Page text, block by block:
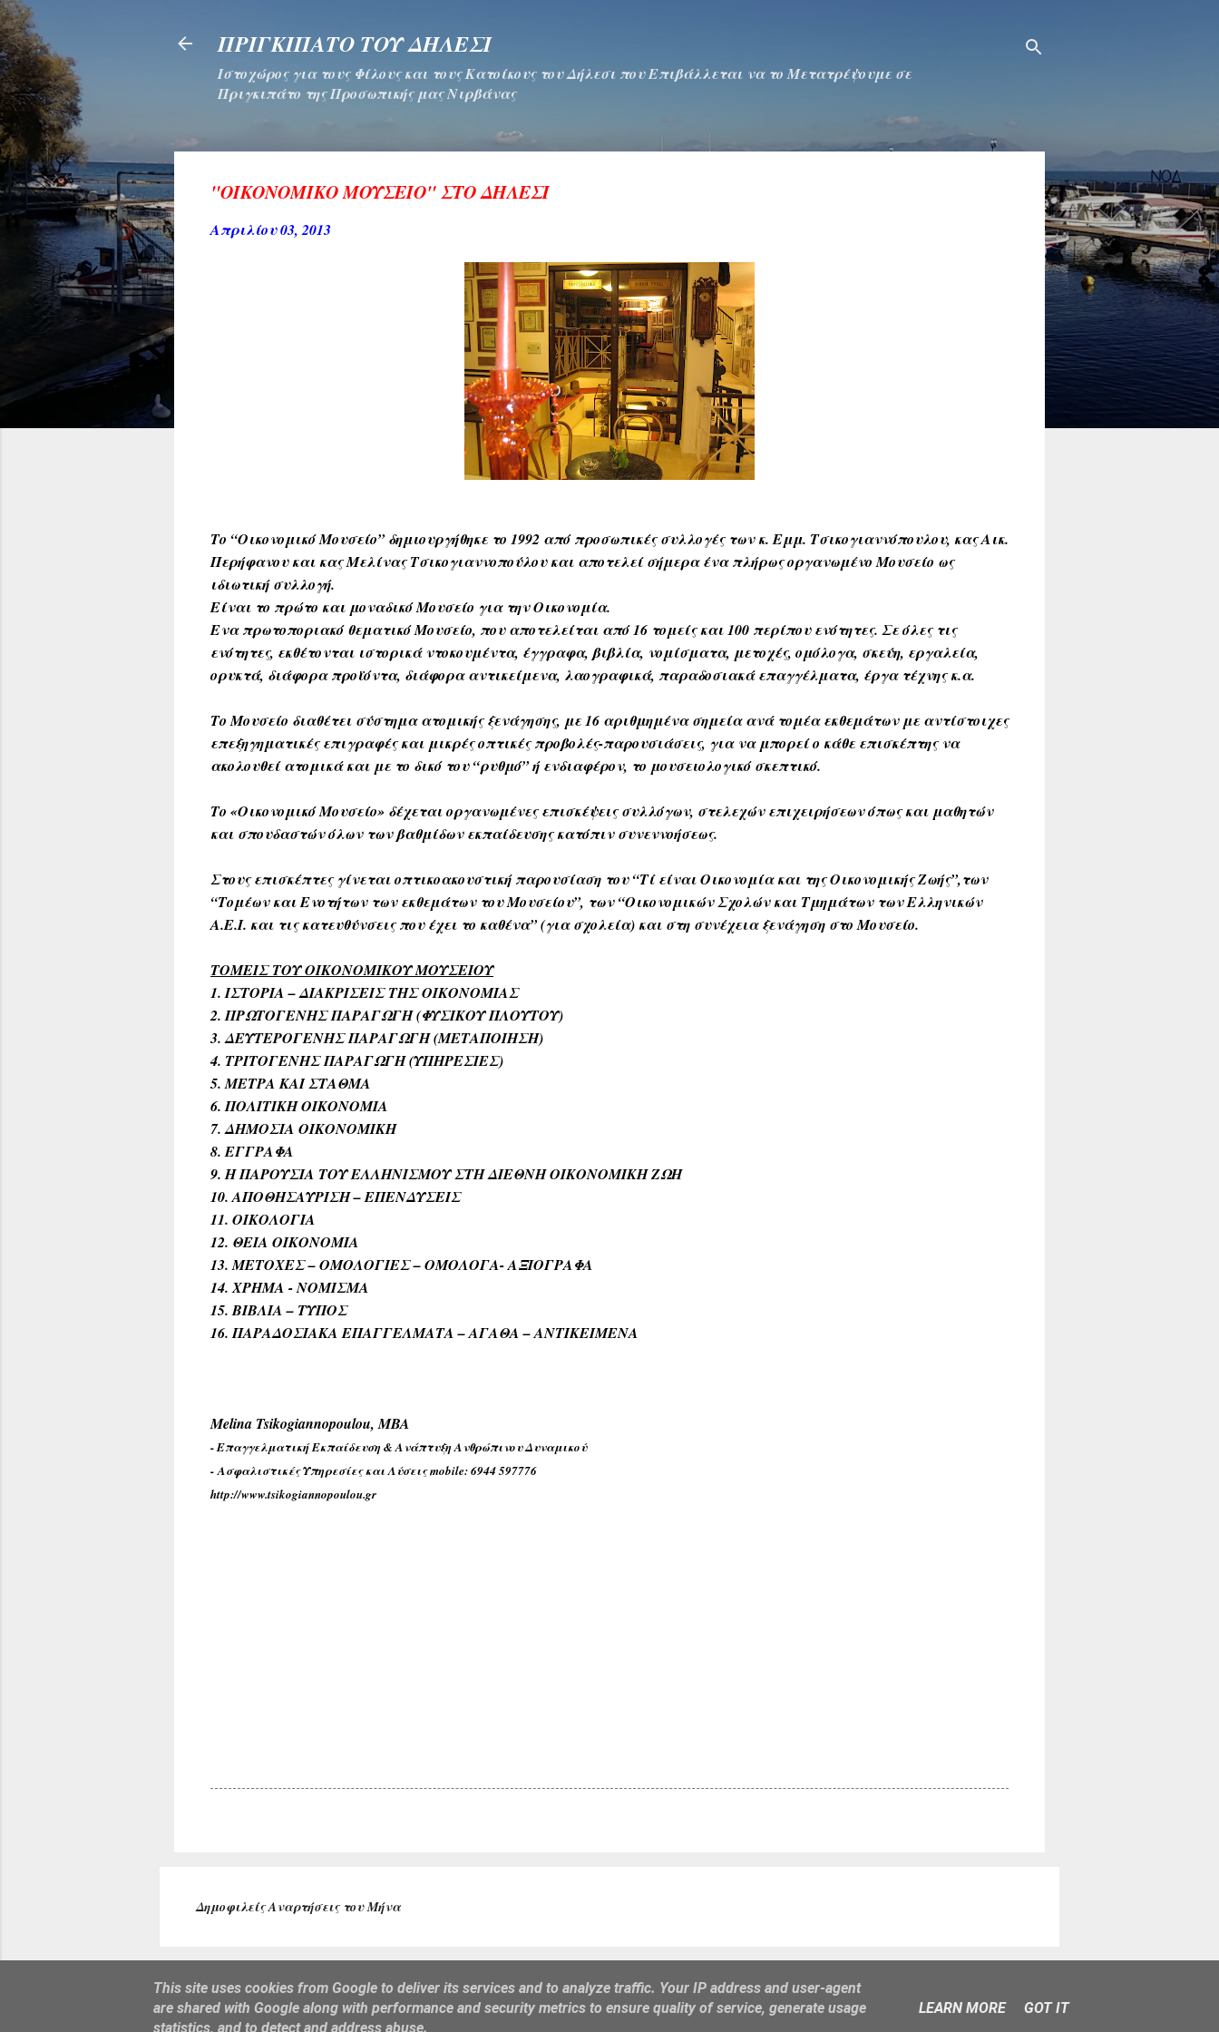
ΠΡΙΓΚΙΠΑΤΟ ΤΟΥ ΔΗΛΕΣΙ
Ιστοχώρος για τους Φίλους και τους Κατοίκους του Δήλεσι που Επιβάλλεται να το Μετατρέψουμε σε
Πριγκιπάτο της Προσωπικής μας Νιρβάνας
"ΟΙΚΟΝΟΜΙΚΟ ΜΟΥΣΕΙΟ" ΣΤΟ ΔΗΛΕΣΙ
Απριλίου 03, 2013
Το “Oικονομικό Μουσείο” δημιουργήθηκε το 1992 από προσωπικές συλλογές των κ. Εμμ. Τσικογιαννόπουλου, κας Αικ.
Περήφανου και κας Μελίνας Τσικογιαννοπούλου και αποτελεί σήμερα ένα πλήρως οργανωμένο Μουσείο ως
ιδιωτική συλλογή.
Είναι το πρώτο και μοναδικό Μουσείο για την Οικονομία.
Ενα πρωτοποριακό θεματικό Μουσείο, που αποτελείται από 16 τομείς και 100 περίπου ενότητες. Σε όλες τις
ενότητες, εκθέτονται ιστορικά ντοκουμέντα, έγγραφα, βιβλία, νομίσματα, μετοχές, ομόλογα, σκεύη, εργαλεία,
ορυκτά, διάφορα προϊόντα, διάφορα αντικείμενα, λαογραφικά, παραδοσιακά επαγγέλματα, έργα τέχνης κ.α.
Το Μουσείο διαθέτει σύστημα ατομικής ξενάγησης, με 16 αριθμημένα σημεία ανά τομέα εκθεμάτων με αντίστοιχες
επεξηγηματικές επιγραφές και μικρές οπτικές προβολές-παρουσιάσεις, για να μπορεί ο κάθε επισκέπτης να
ακολουθεί ατομικά και με το δικό του “ρυθμό” ή ενδιαφέρον, το μουσειολογικό σκεπτικό.
Το «Οικονομικό Μουσείο» δέχεται οργανωμένες επισκέψεις συλλόγων, στελεχών επιχειρήσεων όπως και μαθητών
και σπουδαστών όλων των βαθμίδων εκπαίδευσης κατόπιν συνεννοήσεως.
Στους επισκέπτες γίνεται οπτικοακουστική παρουσίαση του “Τί είναι Οικονομία και της Οικονομικής Ζωής”,των
“Τομέων και Ενοτήτων των εκθεμάτων του Μουσείου”, των “Οικονομικών Σχολών και Τμημάτων των Ελληνικών
Α.Ε.Ι. και τις κατευθύνσεις που έχει το καθένα” (για σχολεία)και στη συνέχεια ξενάγηση στο Μουσείο.
ΤΟΜΕΙΣ ΤΟΥ ΟΙΚΟΝΟΜΙΚΟΥ ΜΟΥΣΕΙΟΥ
1. ΙΣΤΟΡΙΑ – ΔΙΑΚΡΙΣΕΙΣ ΤΗΣ ΟΙΚΟΝΟΜΙΑΣ
2. ΠΡΩΤΟΓΕΝΗΣ ΠΑΡΑΓΩΓΗ (ΦΥΣΙΚΟΥ ΠΛΟΥΤΟΥ)
3. ΔΕΥΤΕΡΟΓΕΝΗΣ ΠΑΡΑΓΩΓΗ (ΜΕΤΑΠΟΙΗΣΗ)
4. ΤΡΙΤΟΓΕΝΗΣ ΠΑΡΑΓΩΓΗ (ΥΠΗΡΕΣΙΕΣ)
5. ΜΕΤΡΑ ΚΑΙ ΣΤΑΘΜΑ
6. ΠΟΛΙΤΙΚΗ ΟΙΚΟΝΟΜΙΑ
7. ΔΗΜΟΣΙΑ ΟΙΚΟΝΟΜΙΚΗ
8. ΕΓΓΡΑΦΑ
9. Η ΠΑΡΟΥΣΙΑ ΤΟΥ ΕΛΛΗΝΙΣΜΟΥ ΣΤΗ ΔΙΕΘΝΗ ΟΙΚΟΝΟΜΙΚΗ ΖΩΗ
10. ΑΠΟΘΗΣΑΥΡΙΣΗ – ΕΠΕΝΔΥΣΕΙΣ
11. ΟΙΚΟΛΟΓΙΑ
12. ΘΕΙΑ ΟΙΚΟΝΟΜΙΑ
13. ΜΕΤΟΧΕΣ – ΟΜΟΛΟΓΙΕΣ – ΟΜΟΛΟΓΑ- ΑΞΙΟΓΡΑΦΑ
14. ΧΡΗΜΑ - ΝΟΜΙΣΜΑ
15. ΒΙΒΛΙΑ – ΤΥΠΟΣ
16. ΠΑΡΑΔΟΣΙΑΚΑ ΕΠΑΓΓΕΛΜΑΤΑ – ΑΓΑΘΑ – ΑΝΤΙΚΕΙΜΕΝΑ
Melina Tsikogiannopoulou, MBA
- Επαγγελματική Εκπαίδευση & Aνάπτυξη Ανθρώπινου Δυναμικού
- Ασφαλιστικές Υπηρεσίες και Λύσειςmobile: 6944 597776
http://www.tsikogiannopoulou.gr
Δημοφιλείς Αναρτήσεις του Μήνα
http://prigipato-dilesi.blogspot.gr/ e-mail : gmark1000@gmail.com
This site uses cookies from Google to deliver its services and to analyze traffic. Your IP address and user-agent
are shared with Google along with performance and security metrics to ensure quality of service, generate usage
statistics, and to detect and address abuse.
LEARN MORE GOT IT